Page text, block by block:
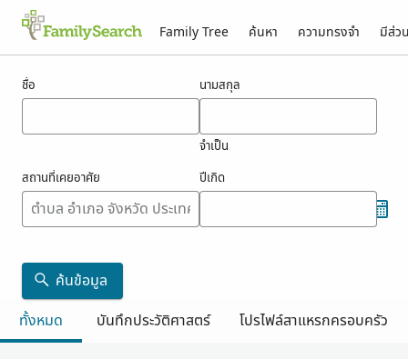
Family Tree ค้นหา ความทรงจำ มีส่ว
ชื่อ นามสกุล
จำเป็น
สถานที่เคยอาศัย
ปีเกิด
ค้นข้อมูล
ทั้งหมด
บันทึกประวัติศาสตร์ โปรไฟล์สาแหรกครอบครัว